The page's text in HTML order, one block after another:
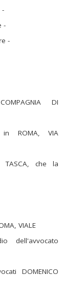
-
-
-
DI
in ROMA, VIA
TASCA, che la
VIALE
dell'avvocato
DOMENICO